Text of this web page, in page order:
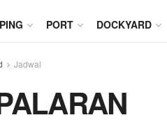
PORT DOCKYARD
Jadwal